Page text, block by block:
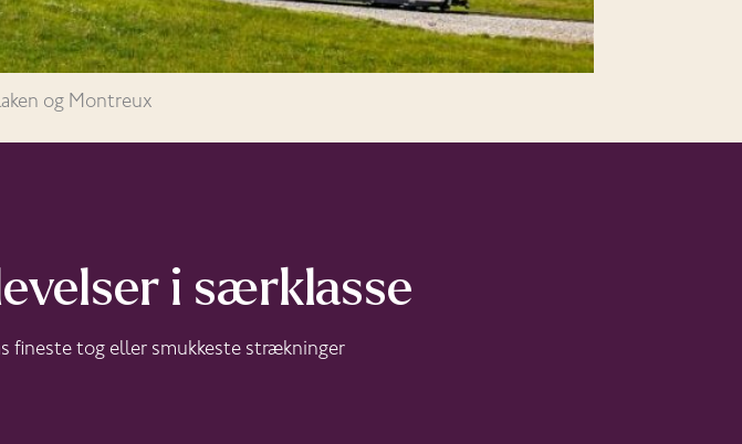
og Montreux
i særklasse
fineste tog eller smukkeste strækninger